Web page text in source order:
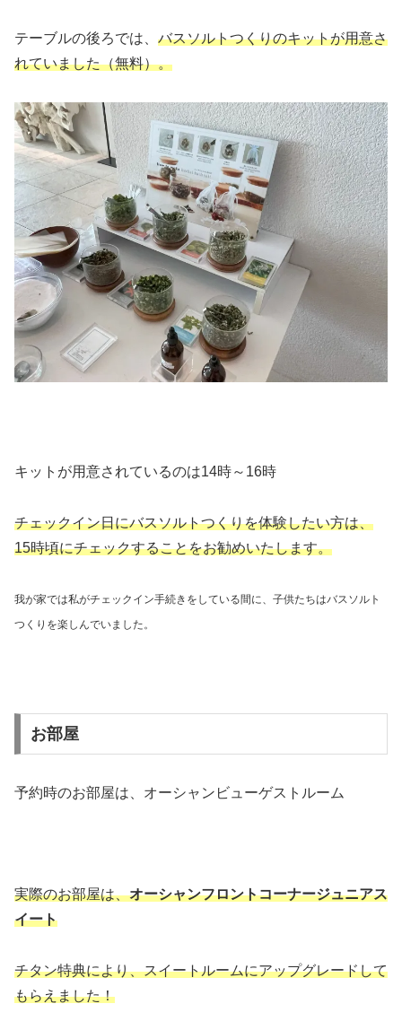
テーブルの後ろでは、 バスソルトつくりのキットが用意さ
れていました（無料）。
キットが用意されているのは14時～16時
チェックイン日にバスソルトつくりを体験したい方は、
15時頃にチェックすることをお勧めいたします。
我が家では私がチェックイン手続きをしている間に、子供たちはバスソルト
つくりを楽しんでいました。
お部屋
予約時のお部屋は、オーシャンビューゲストルーム
実際のお部屋は、オーシャンフロントコーナージュニアス
イート
チタン特典により、スイートルームにアップグレードして
もらえました！